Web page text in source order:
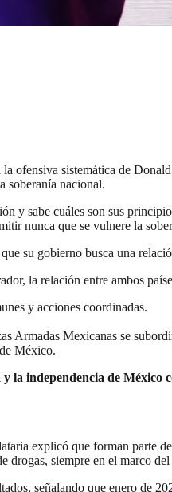
ofensiva sistemática de
soberanía nacional.
y sabe cuáles son sus
nunca que se vulnere la
su gobierno busca una
la relación entre ambos
y acciones coordinadas.
Armadas Mexicanas se
México.
la independencia de
explicó que forman parte
siempre en el marco del
señalando que enero de